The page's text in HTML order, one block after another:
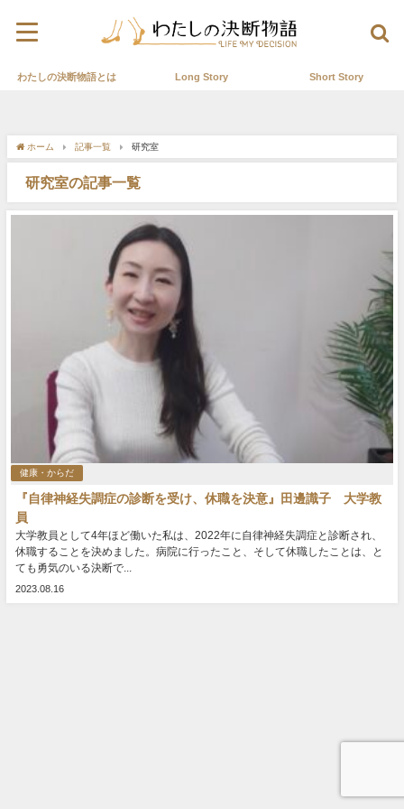
わたしの決断物語とは Long Story Short Story
ホーム 記事一覧 研究室
研究室の記事一覧
健康・からだ
『自律神経失調症の診断を受け、休職を決意』田邊識子 大学教
員
大学教員として4年ほど働いた私は、2022年に自律神経失調症と診断され、
休職することを決めました。病院に行ったこと、そして休職したことは、と
ても勇気のいる決断で...
2023.08.16